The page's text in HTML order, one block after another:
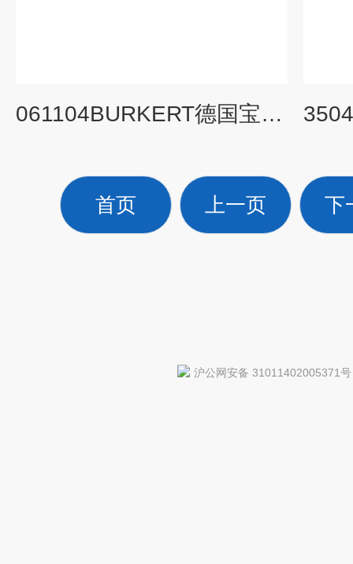
061104BURKERT德国宝德两位三通导阀特点简介
首页 上一页 下
沪公网安备 31011402005371号